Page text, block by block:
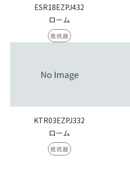
ESR18EZPJ432
ローム
抵抗器
KTR03EZPJ332
ローム
抵抗器